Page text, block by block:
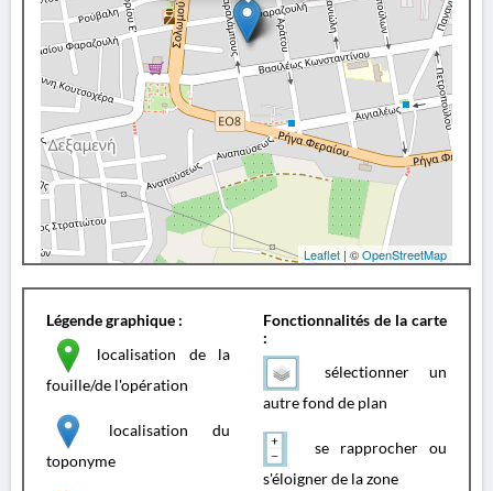
Leaflet | ©OpenStreetMap
Légende graphique :
localisation de la
fouille/de l'opération
localisation du
toponyme
Fonctionnalités de la carte
:
sélectionner un
autre fond de plan
se rapprocher ou
s'éloigner de la zone